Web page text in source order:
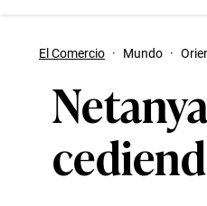
El Comercio · Mundo ·